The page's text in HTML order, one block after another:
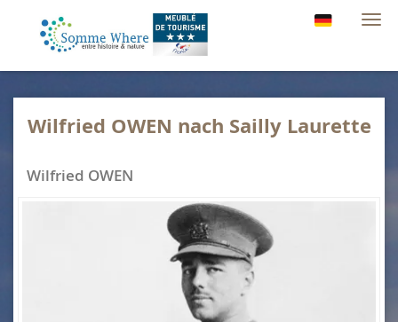
Wilfried OWEN nach Sailly Laurette
Wilfried OWEN